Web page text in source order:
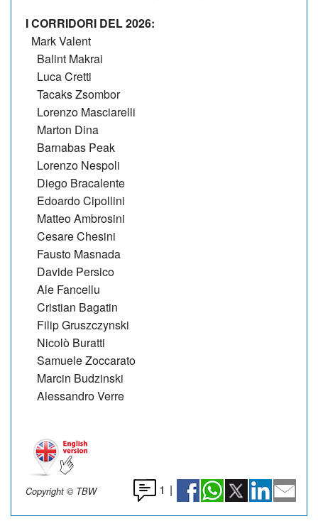
I CORRIDORI DEL 2026:
Mark Valent
Balint Makrai
Luca Cretti
Tacaks Zsombor
Lorenzo Masciarelli
Marton Dina
Barnabas Peak
Lorenzo Nespoli
Diego Bracalente
Edoardo Cipollini
Matteo Ambrosini
Cesare Chesini
Fausto Masnada
Davide Persico
Ale Fancellu
Cristian Bagatin
Filip Gruszczynski
Nicolò Buratti
Samuele Zoccarato
Marcin Budzinski
Alessandro Verre
Copyright © TBW 1 |